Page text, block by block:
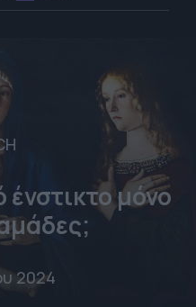
ένστικτο μόνο
2024